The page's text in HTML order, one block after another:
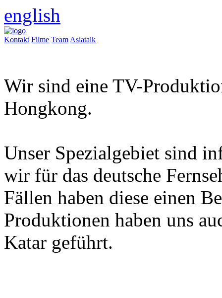
english
Kontakt Filme Team Asiatalk
Wir sind eine TV-
Hongkong.
Unser Spezialgebiet sind
wir für das deutsche
Fällen haben diese einen
Produktionen haben uns
Katar geführt.